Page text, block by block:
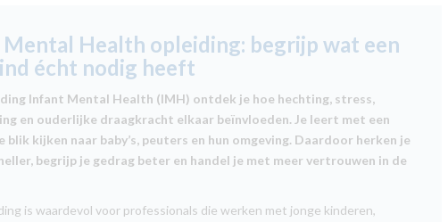
Health opleiding: begrijp wat een
écht nodig heeft
Infant Mental Health (IMH) ontdek je hoe hechting, stress,
en ouderlijke draagkracht elkaar beïnvloeden. Je leert met een
blik kijken naar baby’s, peuters en hun omgeving. Daardoor herken je
begrijp je gedrag beter en handel je met meer vertrouwen in de
is waardevol voor professionals die werken met jonge kinderen,